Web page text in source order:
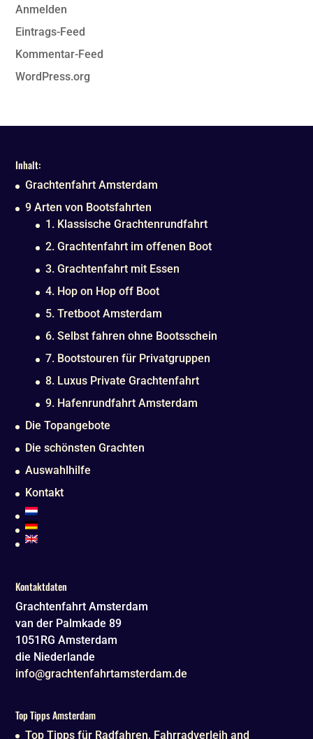
Anmelden
Eintrags-Feed
Kommentar-Feed
WordPress.org
Inhalt:
Grachtenfahrt Amsterdam
9 Arten von Bootsfahrten
1. Klassische Grachtenrundfahrt
2. Grachtenfahrt im offenen Boot
3. Grachtenfahrt mit Essen
4. Hop on Hop off Boot
5. Tretboot Amsterdam
6. Selbst fahren ohne Bootsschein
7. Bootstouren für Privatgruppen
8. Luxus Private Grachtenfahrt
9. Hafenrundfahrt Amsterdam
Die Topangebote
Die schönsten Grachten
Auswahlhilfe
Kontakt
Kontaktdaten
Grachtenfahrt Amsterdam
van der Palmkade 89
1051RG Amsterdam
die Niederlande
info@grachtenfahrtamsterdam.de
Top Tipps Amsterdam
Top Tipps für Radfahren, Fahrradverleih and